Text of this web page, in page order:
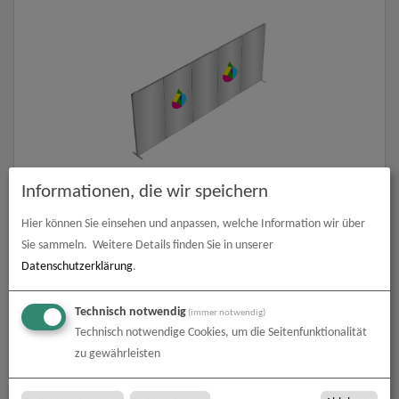
FASTFRAME™ gerade Wand | 5 Module | mit Druck
zum Artikel
Informationen, die wir speichern
Hier können Sie einsehen und anpassen, welche Information wir über
Sie sammeln. Weitere Details finden Sie in unserer
Datenschutzerklärung.
Technisch notwendig (immer notwendig)
Technisch notwendige Cookies, um die Seitenfunktionalität
zu gewährleisten